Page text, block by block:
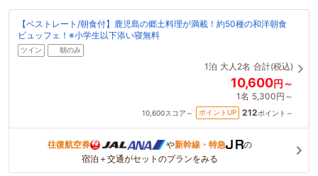
【ベストレート/朝食付】鹿児島の郷土料理が満載！約50種の和洋朝食
ビュッフェ！※小学生以下添い寝無料
ツイン 朝のみ
1泊 大人2名 合計(税込)
10,600円～
1名 5,300円～
10,600スコア～ ポイントUP 212ポイント～
往復航空券 や新幹線・特急
の
宿泊＋交通がセットのプランをみる